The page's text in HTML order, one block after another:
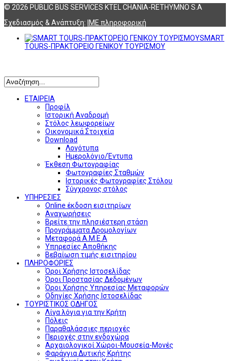
© 2026 PUBLIC BUS SERVICES KTEL CHANIA-RETHYMNO S.A
Σχεδιασμός & Ανάπτυξη: ΙΜΕ πληροφορική
SMART
TOURS-ΠΡΑΚΤΟΡΕΙΟ ΓΕΝΙΚΟΥ ΤΟΥΡΙΣΜΟΥ
ΕΤΑΙΡΕΙΑ
Προφίλ
Ιστορική Αναδρομή
Στόλος λεωφορείων
Οικονομικά Στοιχεία
Download
Λογότυπα
Ημερολόγιο/Έντυπα
Έκθεση Φωτογραφίας
Φωτογραφίες Σταθμών
Ιστορικές Φωτογραφίες Στόλου
Σύγχρονος στόλος
ΥΠΗΡΕΣΙΕΣ
Online έκδοση εισιτηρίων
Αναχωρήσεις
Βρείτε την πλησιέστερη στάση
Προγράμματα Δρομολογίων
Μεταφορά Α.Μ.Ε.Α
Υπηρεσίες Αποθήκης
Βεβαίωση τιμής εισιτηρίου
ΠΛΗΡΟΦΟΡΙΕΣ
Όροι Χρήσης Ιστοσελίδας
Όροι Προστασίας Δεδομένων
Όροι Χρήσης Υπηρεσίας Μεταφορών
Οδηγίες Χρήσης Ιστοσελίδας
ΤΟΥΡΙΣΤΙΚΟΣ ΟΔΗΓΟΣ
Λίγα λόγια για την Κρήτη
Πόλεις
Παραθαλάσσιες περιοχές
Περιοχές στην ενδοχώρα
Αρχαιολογικοί Χώροι-Μουσεία-Μονές
Φαράγγια Δυτικής Κρήτης